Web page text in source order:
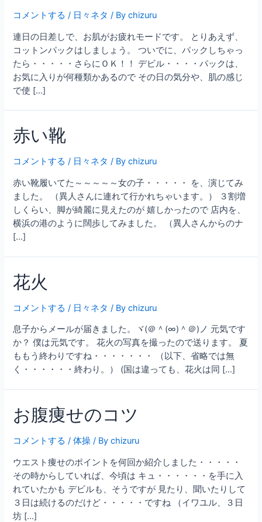
コメントする / 日々ネタ / Bychizuru
連日の日差しで、お肌がお疲れモードです。 とりあえず、
コットンパックはしましょう。 ついでに、パックしちゃっ
たら・・・・・さらにＯＫ！！ デビル・・・・パックは、
お気に入りが何種類かあるので その日の気分や、肌の感じ
で使 […]
赤い靴
コメントする / 日々ネタ / Bychizuru
赤い靴履いてた～～～～～女の子・・・・・ を、演じてみ
ました。 （異人さんに連れて行かれちゃいます。） ３割増
しくらい、脚が綺麗に見えたのが 嬉しかったので 店内を、
横浜の港のように闊歩してみました。 （異人さんからのナ
[…]
花火
コメントする / 日々ネタ / Bychizuru
息子からメールが届きました。ヾ(＠＾(∞)＾＠)ノ 元気です
か？ 僕は元気です。 花火の写真を撮ったので送ります。 夏
ももう終わりですね・・・・・・・ （以下、省略では無
く・・・・・・終わり。） (国は違っても、花火は同 […]
お腹痩せのコツ
コメントする /体操 / Bychizuru
ウエスト痩せのポイントを何回か紹介しました・・・・・
その時からしていれば、今頃は キュ・・・・・・を手に入
れていたかも デビルも、そうですが 見たり、聞いたりして
３日は続けるのだけど・・・・・ですね （イワユル、３日
坊 […]